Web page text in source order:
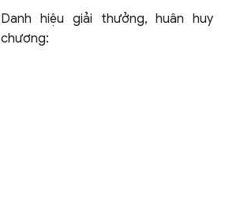
Danh hiệu giải thưởng, huân huy
chương: